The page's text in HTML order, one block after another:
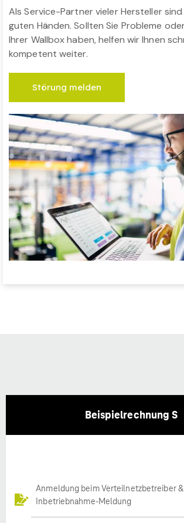
Als Service-Partner vieler Hersteller sind
guten Händen. Sollten Sie Probleme
Ihrer Wallbox haben, helfen wir Ihnen
kompetent weiter.
Störung melden
Beispielrechnung S
Anmeldung beim Verteilnetzbetreiber &
Inbetriebnahme-Meldung